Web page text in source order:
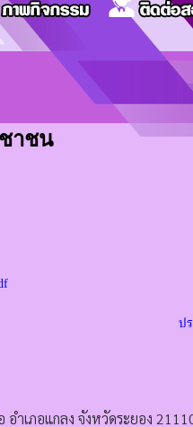
าชน
ป
ำเภอแกลง จังหวัดระยอง